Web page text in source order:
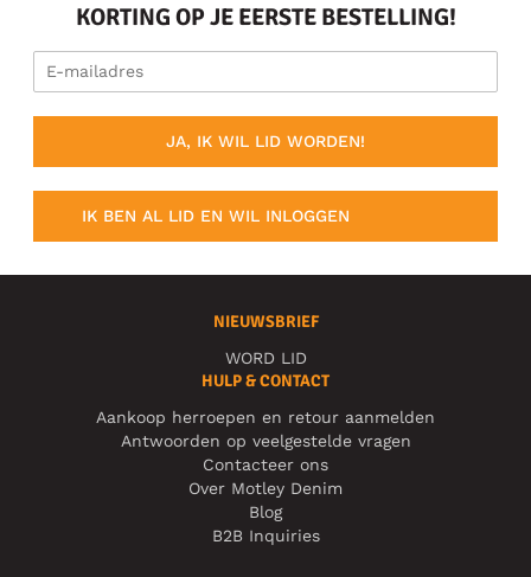
KORTING OP JE EERSTE BESTELLING!
JA, IK WIL LID WORDEN!
IK BEN AL LID EN WIL INLOGGEN
NIEUWSBRIEF
WORD LID
HULP & CONTACT
Aankoop herroepen en retour aanmelden
Antwoorden op veelgestelde vragen
Contacteer ons
Over Motley Denim
Blog
B2B Inquiries